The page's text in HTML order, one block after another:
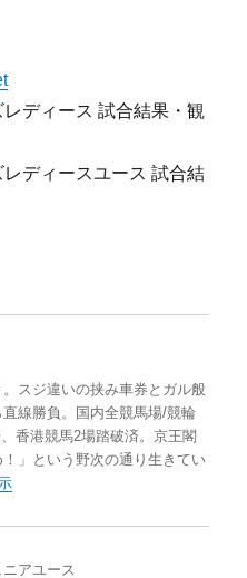
ディース 試合結果・観
ディースユース 試合結
スジ違いの挟み車券とガル般
線勝負。国内全競馬場/競輪
香港競馬2場踏破済。京王閣
」という野次の通り生きてい
アユース